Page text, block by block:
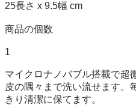
25長さ x 9.5幅 cm
商品の個数
1
マイクロナノバブル搭載で超
皮の隅々まで洗い流せます。
きり清潔に保てます。